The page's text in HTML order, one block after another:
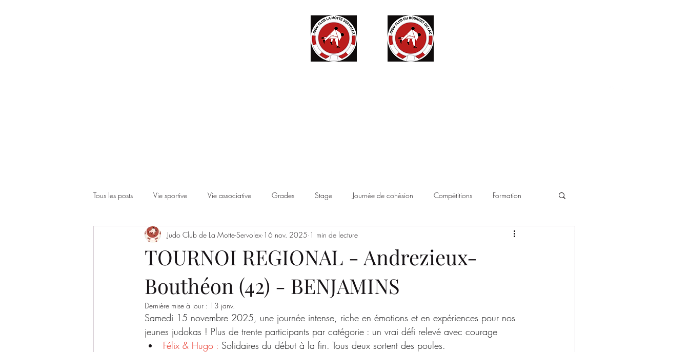
Tous les posts Vie sportive Vie associative Grades Stage Journée de cohésion Compétitions Formation
Evènement Saison 2022/2023 Entrainements Saison 2023/2024
SAISON 2026-2027
TOURNOI REGIONAL - Andrezieux-
Bouthéon (42) - BENJAMINS
Judo Club de La Motte-Servolex 16 nov. 2025 1 min de lecture
Dernière mise à jour : 13 janv.
Samedi 15 novembre 2025, une journée intense, riche en émotions et en expériences pour nos
jeunes judokas ! Plus de trente participants par catégorie : un vrai défi relevé avec courage
Félix & Hugo : Solidaires du début à la fin. Tous deux sortent des poules.